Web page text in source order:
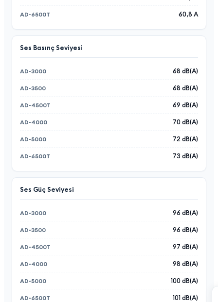
60,8 A
Ses Basınç Seviyesi
68 dB(A)
68 dB(A)
69 dB(A)
70 dB(A)
72 dB(A)
73 dB(A)
Ses Güç Seviyesi
96 dB(A)
96 dB(A)
97 dB(A)
98 dB(A)
100 dB(A)
101 dB(A)